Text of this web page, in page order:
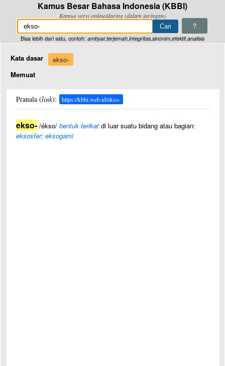
Kamus Besar Bahasa Indonesia (KBBI)
Kamus versi online/daring (dalam jaringan)
?
Bisa lebih dari satu, contoh: ambyar,terjemah,integritas,sinonim,efektif,analisis
Kata dasar
ekso-
Memuat
Pranala (link): https://kbbi.web.id/ekso-
ekso- /ékso/ bentuk terikat di luar suatu bidang atau bagian:
eksosfer; eksogami